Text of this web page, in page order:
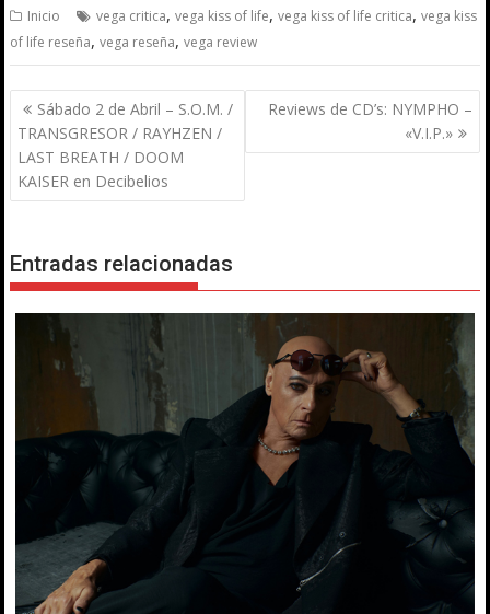
Inicio vega critica,vega kiss of life,vega kiss of life critica,vega kiss
of life reseña,vega reseña,vega review
Navegación
de
entradas
Sábado 2 de Abril – S.O.M. /
TRANSGRESOR / RAYHZEN /
LAST BREATH / DOOM
KAISER en Decibelios
Reviews de CD’s: NYMPHO –
«V.I.P.»
Entradas relacionadas